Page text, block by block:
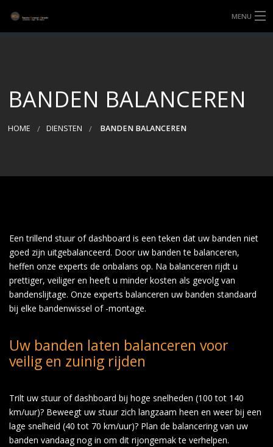
MENU
DIENSTEN
3D UITLIJNEN
BANDEN BALANCEREN
HOME DIENSTEN BANDEN BALANCEREN
Een trillend stuur of dashboard is een teken dat uw banden niet
goed zijn uitgebalanceerd. Door uw banden te balanceren,
heffen onze experts de onbalans op. Na balanceren rijdt u
prettiger, veiliger en heeft u minder kosten als gevolg van
bandenslijtage. Onze experts balanceren uw banden standaard
bij elke bandenwissel of -montage.
Uw banden laten balanceren voor
veilig en zuinig rijden
Trilt uw stuur of dashboard bij hoge snelheden (100 tot 140
km/uur)? Beweegt uw stuur zich langzaam heen en weer bij een
lage snelheid (40 tot 70 km/uur)? Plan de balancering van uw
banden vandaag nog in om dit rijongemak te verhelpen.